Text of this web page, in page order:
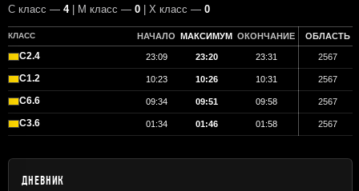
С класс — 4| М класс — 0 | X класс — 0
КЛАСС НАЧАЛО МАКСИМУМ ОКОНЧАНИЕ ОБЛАСТЬ
C2.4 23:09 23:20 23:31 2567
C1.2 10:23 10:26 10:31 2567
C6.6 09:34 09:51 09:58 2567
C3.6 01:34 01:46 01:58 2567
ДНЕВНИК